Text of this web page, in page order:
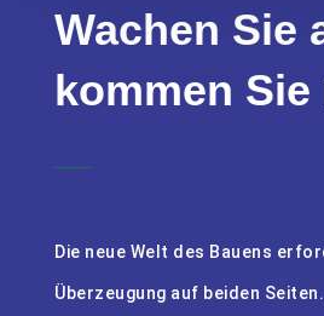
Wachen Sie
kommen
Die neue Welt des Bauens
Überzeugung auf beiden